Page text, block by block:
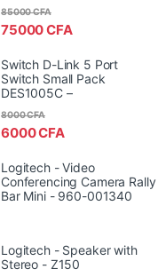
75000CFA
85000CFA
Switch D-Link 5 Port
Switch Small Pack
DES1005C –
6000CFA
8000CFA
Logitech - Video
Conferencing Camera Rally
Bar Mini - 960-001340
Logitech - Speaker with
Stereo - Z150